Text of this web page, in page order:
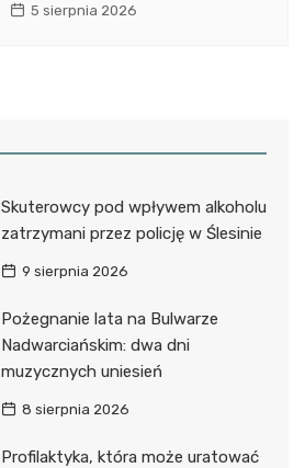
5 sierpnia 2026
Skuterowcy pod wpływem alkoholu
zatrzymani przez policję w Ślesinie
9 sierpnia 2026
Pożegnanie lata na Bulwarze
Nadwarciańskim: dwa dni
muzycznych uniesień
8 sierpnia 2026
Profilaktyka, która może uratować